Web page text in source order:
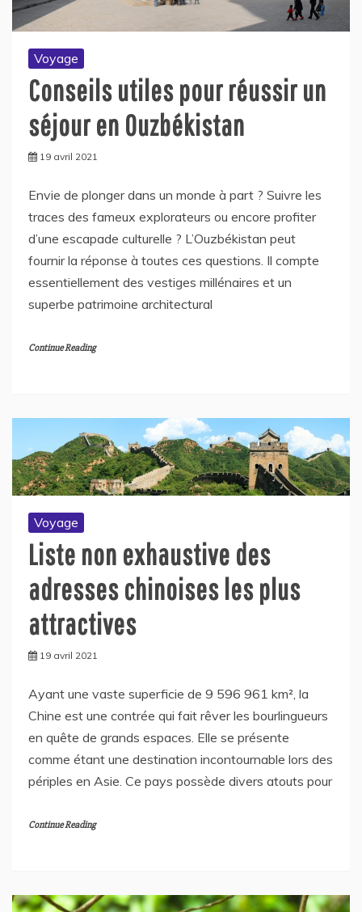
Voyage
Conseils utiles pour réussir un
séjour en Ouzbékistan
19 avril 2021
Envie de plonger dans un monde à part ? Suivre les
traces des fameux explorateurs ou encore profiter
d’une escapade culturelle ? L’Ouzbékistan peut
fournir la réponse à toutes ces questions. Il compte
essentiellement des vestiges millénaires et un
superbe patrimoine architectural
Continue Reading
Voyage
Liste non exhaustive des
adresses chinoises les plus
attractives
19 avril 2021
Ayant une vaste superficie de 9 596 961 km², la
Chine est une contrée qui fait rêver les bourlingueurs
en quête de grands espaces. Elle se présente
comme étant une destination incontournable lors des
périples en Asie. Ce pays possède divers atouts pour
Continue Reading